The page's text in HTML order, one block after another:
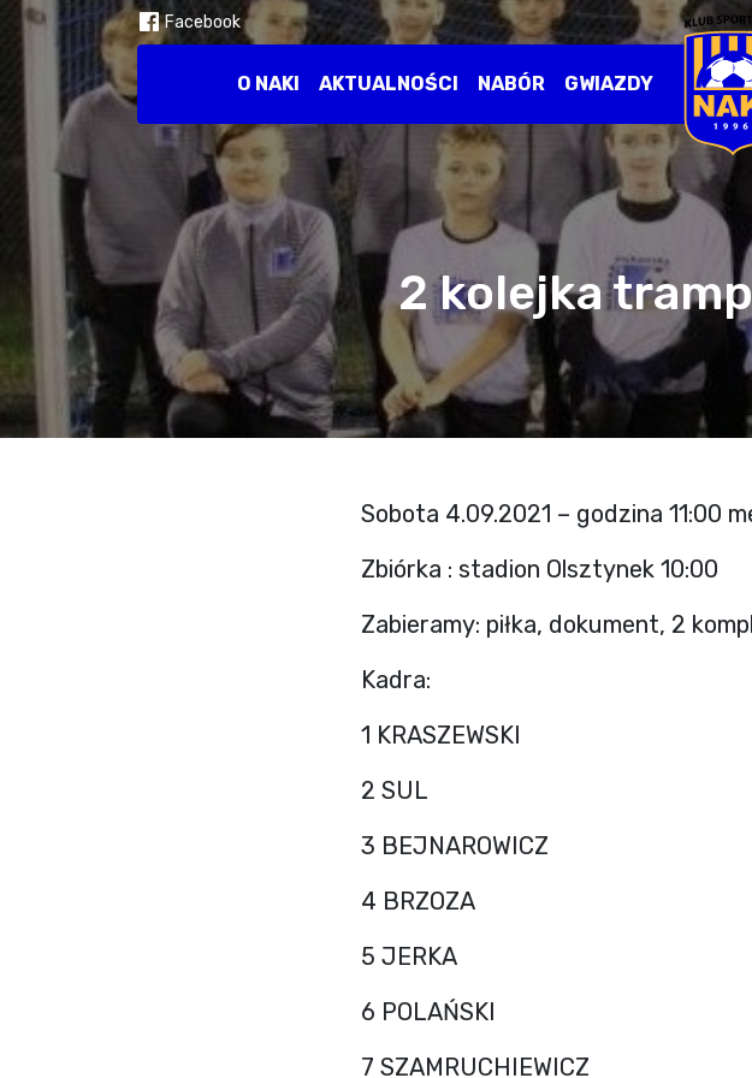
Facebook
O NAKI AKTUALNOŚCI NABÓR GWIAZDY
2 kolejka
Sobota 4.09.2021 – godzina 11:00
Zbiórka : stadion Olsztynek 10:00
Zabieramy: piłka, dokument, 2
Kadra:
1 KRASZEWSKI
2 SUL
3 BEJNAROWICZ
4 BRZOZA
5 JERKA
6 POLAŃSKI
7 SZAMRUCHIEWICZ